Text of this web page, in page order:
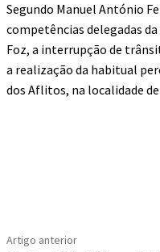
Segundo Manuel António
competências delegadas
Foz, a interrupção de
a realização da habitual
dos Aflitos, na localidade
Artigo anterior